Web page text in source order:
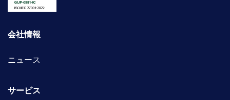
会社情報
ニュース
サービス